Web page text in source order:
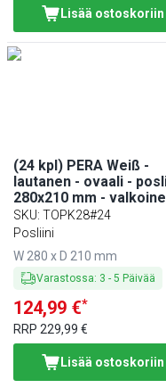
Lisää ostoskoriin
(24 kpl) PERA Weiß -
lautanen - ovaali -
280x210 mm -
SKU: TOPK28#24
Posliini
W 280 x D 210 mm
Varastossa: 3 - 5 Päivää
124,99 €*
RRP 229,99 €
Lisää ostoskoriin